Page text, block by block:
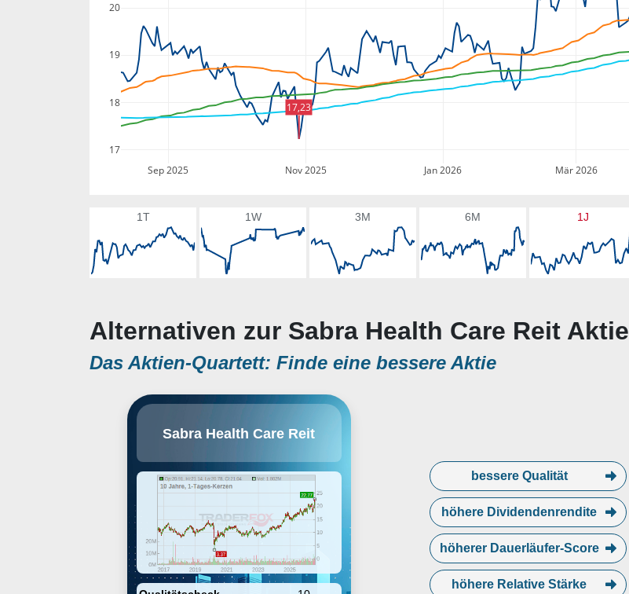
Sep 2025 Nov 2025 Jan 2026 Mär 2026
17
18
19
20
17,23
1T 1W 3M 6M 1J
Alternativen zur Sabra Health Care Reit Aktie
Das Aktien-Quartett: Finde eine bessere Aktie
Sabra Health Care Reit
engages in the business of
real estate property. The company
was founded on May 10, 2010 and
is headquartered in Tustin, CA.
bessere Qualität
höhere Dividendenrendite
höherer Dauerläufer-Score
höhere Relative Stärke